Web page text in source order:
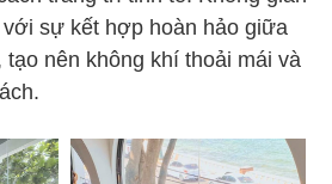
sự kết hợp hoàn hảo giữa
tạo nên không khí thoải mái và